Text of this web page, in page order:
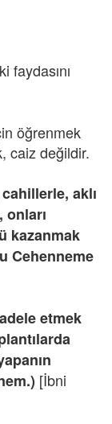
faydasını
öğrenmek
caiz değildir.
aklı
kazanmak
Cehenneme
etmek
[İbni